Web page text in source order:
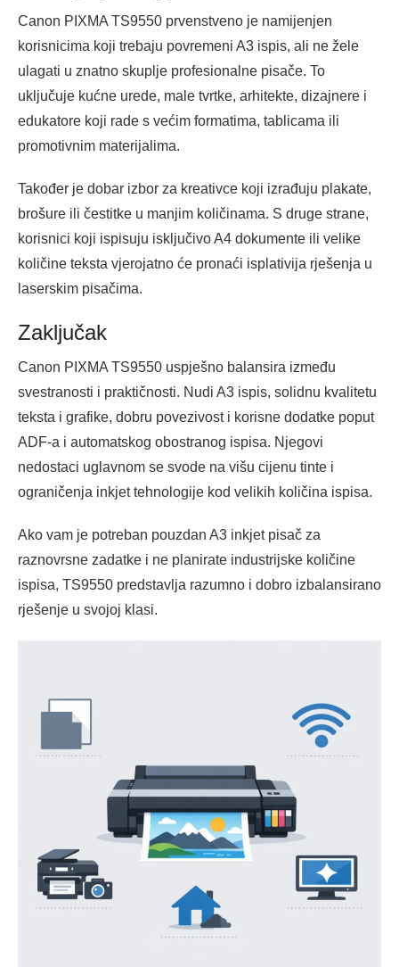
Canon PIXMA TS9550 prvenstveno je namijenjen
korisnicima koji trebaju povremeni A3 ispis, ali ne žele
ulagati u znatno skuplje profesionalne pisače. To
uključuje kućne urede, male tvrtke, arhitekte, dizajnere i
edukatore koji rade s većim formatima, tablicama ili
promotivnim materijalima.
Također je dobar izbor za kreativce koji izrađuju plakate,
brošure ili čestitke u manjim količinama. S druge strane,
korisnici koji ispisuju isključivo A4 dokumente ili velike
količine teksta vjerojatno će pronaći isplativija rješenja u
laserskim pisačima.
Zaključak
Canon PIXMA TS9550 uspješno balansira između
svestranosti i praktičnosti. Nudi A3 ispis, solidnu kvalitetu
teksta i grafike, dobru povezivost i korisne dodatke poput
ADF-a i automatskog obostranog ispisa. Njegovi
nedostaci uglavnom se svode na višu cijenu tinte i
ograničenja inkjet tehnologije kod velikih količina ispisa.
Ako vam je potreban pouzdan A3 inkjet pisač za
raznovrsne zadatke i ne planirate industrijske količine
ispisa, TS9550 predstavlja razumno i dobro izbalansirano
rješenje u svojoj klasi.